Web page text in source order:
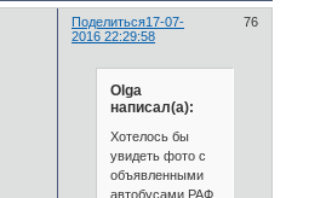
Поделиться 76
17-07-
2016 22:29:58
Olga
написал(а):
Хотелось бы
увидеть фото с
объявленными
автобусами РАФ